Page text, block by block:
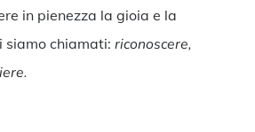
in pienezza la gioia e la
siamo chiamati: riconoscere,